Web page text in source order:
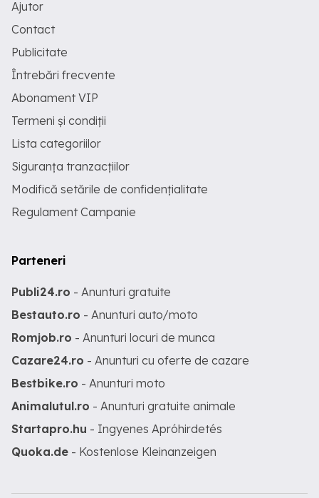
Ajutor
Contact
Publicitate
Întrebări frecvente
Abonament VIP
Termeni și condiții
Lista categoriilor
Siguranța tranzacțiilor
Modifică setările de confidențialitate
Regulament Campanie
Parteneri
Publi24.ro - Anunturi gratuite
Bestauto.ro - Anunturi auto/moto
Romjob.ro - Anunturi locuri de munca
Cazare24.ro - Anunturi cu oferte de cazare
Bestbike.ro - Anunturi moto
Animalutul.ro - Anunturi gratuite animale
Startapro.hu - Ingyenes Apróhirdetés
Quoka.de - Kostenlose Kleinanzeigen